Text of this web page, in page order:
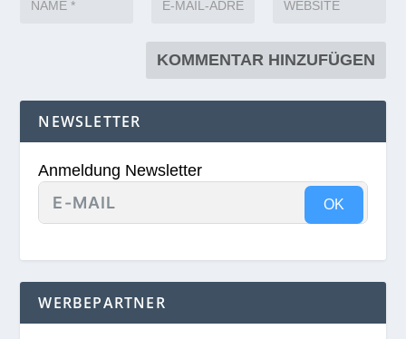
NEWSLETTER
Anmeldung Newsletter
OK
WERBEPARTNER